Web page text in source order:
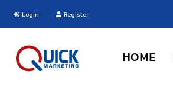
Login Register
HOME